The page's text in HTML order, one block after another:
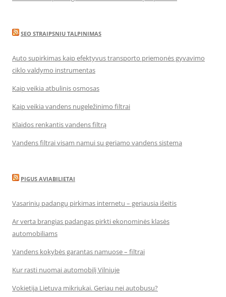
SEO STRAIPSNIU TALPINIMAS
Auto supirkimas kaip efektyvus transporto priemonės gyvavimo
ciklo valdymo instrumentas
Kaip veikia atbulinis osmosas
Kaip veikia vandens nugeležinimo filtrai
Klaidos renkantis vandens filtrą
Vandens filtrai visam namui su geriamo vandens sistema
PIGUS AVIABILIETAI
Vasarinių padangų pirkimas internetu – geriausia išeitis
Ar verta brangias padangas pirkti ekonominės klasės
automobiliams
Vandens kokybės garantas namuose – filtrai
Kur rasti nuomai automobilį Vilniuje
Vokietija Lietuva mikriukai. Geriau nei autobusu?